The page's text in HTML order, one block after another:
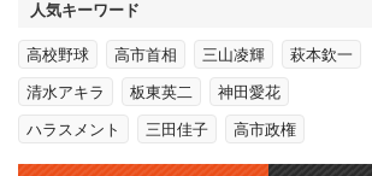
人気キーワード
高校野球 高市首相 三山凌輝 萩本欽一
清水アキラ 板東英二 神田愛花
ハラスメント 三田佳子 高市政権